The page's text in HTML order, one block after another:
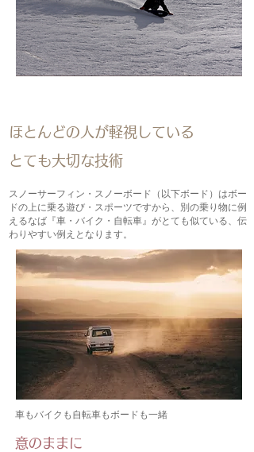
ほとんどの人が軽視している
とても大切な技術
スノーサーフィン・スノーボード（以下ボード）はボー
ドの上に乗る遊び・スポーツですから、別の乗り物に例
えるなば『車・バイク・自転車』がとても似ている、伝
わりやすい例えとなります。
車もバイクも自転車もボードも一緒
意のままに​